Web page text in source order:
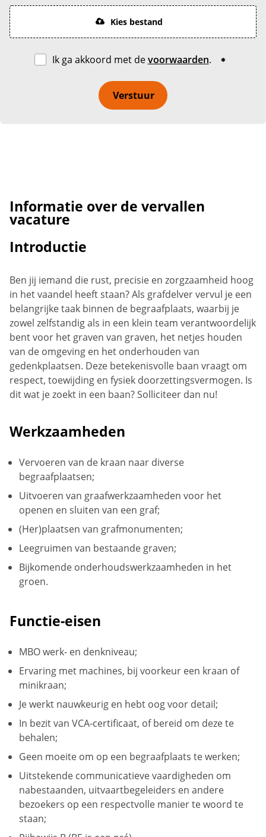
Kies bestand
Ik ga akkoord met devoorwaarden.
Verstuur
Informatie over de vervallen
vacature
Introductie
Ben jij iemand die rust, precisie en zorgzaamheid hoog
in het vaandel heeft staan? Als grafdelver vervul je een
belangrijke taak binnen de begraafplaats, waarbij je
zowel zelfstandig als in een klein team verantwoordelijk
bent voor het graven van graven, het netjes houden
van de omgeving en het onderhouden van
gedenkplaatsen. Deze betekenisvolle baan vraagt om
respect, toewijding en fysiek doorzettingsvermogen. Is
dit wat je zoekt in een baan? Solliciteer dan nu!
Werkzaamheden
Vervoeren van de kraan naar diverse
begraafplaatsen;
Uitvoeren van graafwerkzaamheden voor het
openen en sluiten van een graf;
(Her)plaatsen van grafmonumenten;
Leegruimen van bestaande graven;
Bijkomende onderhoudswerkzaamheden in het
groen.
Functie-eisen
MBO werk- en denkniveau;
Ervaring met machines, bij voorkeur een kraan of
minikraan;
Je werkt nauwkeurig en hebt oog voor detail;
In bezit van VCA-certificaat, of bereid om deze te
behalen;
Geen moeite om op een begraafplaats te werken;
Uitstekende communicatieve vaardigheden om
nabestaanden, uitvaartbegeleiders en andere
bezoekers op een respectvolle manier te woord te
staan;